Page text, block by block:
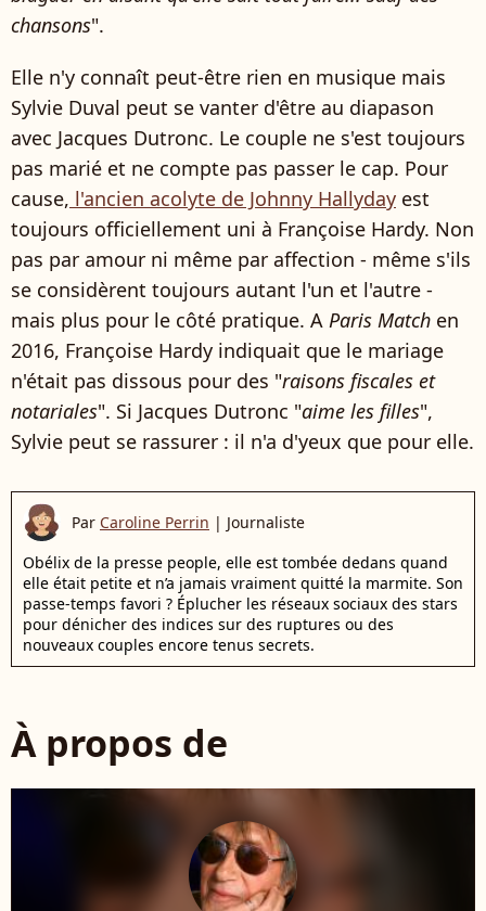
chan­sons".
Elle n'y connaît peut-être rien en musique mais
Sylvie Duval peut se vanter d'être au diapason
avec Jacques Dutronc. Le couple ne s'est toujours
pas marié et ne compte pas passer le cap. Pour
cause, l'ancien acolyte de Johnny Hallyday est
toujours officiellement uni à Françoise Hardy. Non
pas par amour ni même par affection - même s'ils
se considèrent toujours autant l'un et l'autre -
mais plus pour le côté pratique. A Paris Match en
2016, Françoise Hardy indiquait que le mariage
n'était pas dissous pour des "raisons fiscales et
notariales". Si Jacques Dutronc "aime les filles",
Sylvie peut se rassurer : il n'a d'yeux que pour elle.
Par Caroline Perrin | Journaliste
Obélix de la presse people, elle est tombée dedans quand
elle était petite et n’a jamais vraiment quitté la marmite. Son
passe-temps favori ? Éplucher les réseaux sociaux des stars
pour dénicher des indices sur des ruptures ou des
nouveaux couples encore tenus secrets.
À propos de